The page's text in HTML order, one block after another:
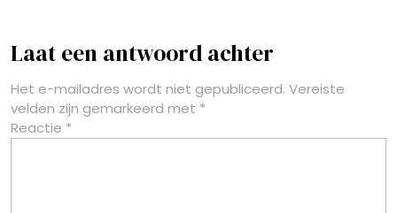
Laat een antwoord achter
Het e-mailadres wordt niet gepubliceerd. Vereiste
velden zijn gemarkeerd met *
Reactie *